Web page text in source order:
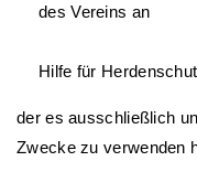
des Vereins an
Hilfe für
der es ausschließlich
Zwecke zu verwenden